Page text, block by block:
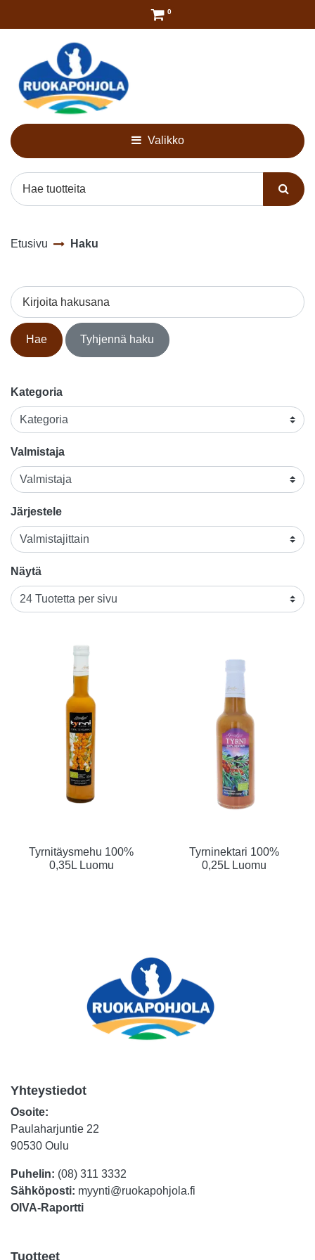
0
Valikko
Etusivu Haku
Kirjoita hakusana
Hae Tyhjennä haku
Kategoria
Valmistaja
Järjestele
Näytä
Tyrnitäysmehu 100%
0,35L Luomu
Tyrninektari 100%
0,25L Luomu
Yhteystiedot
Osoite:
Paulaharjuntie 22
90530 Oulu
Puhelin: (08) 311 3332
Sähköposti: myynti@ruokapohjola.fi
OIVA-Raportti
Tuotteet